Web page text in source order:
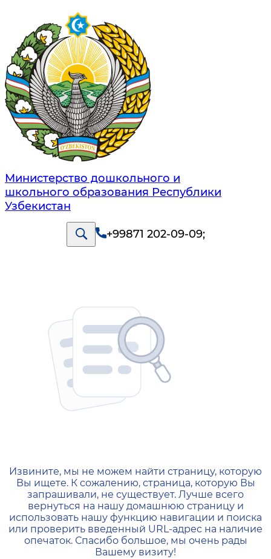
Министерство дошкольного и
школьного образования Республики
Узбекистан
+99871 202-09-09;
404 — Страница не
Извините, мы не можем найти страницу, которую
Вы ищете. К сожалению, страница, которую Вы
запрашивали, не существует. Лучше всего
вернуться на нашу домашнюю страницу и
использовать нашу функцию навигации и поиска
или проверить введенный URL-адрес на наличие
опечаток. Спасибо большое, мы очень рады
Вашему визиту!